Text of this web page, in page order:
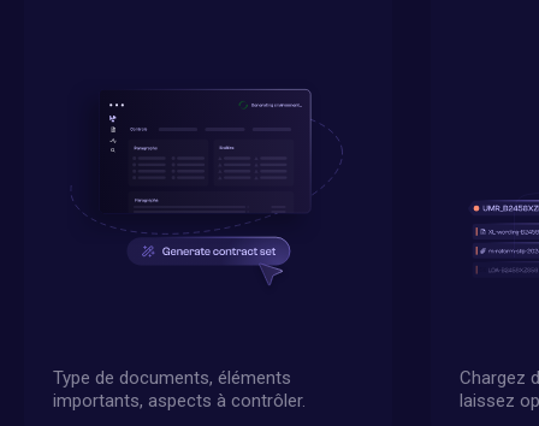
Type de documents, éléments
importants, aspects à contrôler.
Chargez
laissez